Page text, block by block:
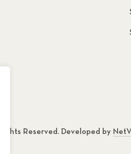
Rights Reserved. Developed by